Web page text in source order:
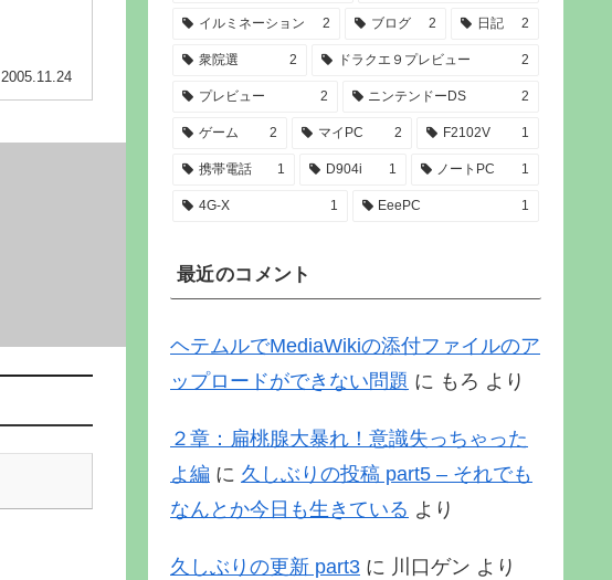
2005.11.24
イルミネーション 2 ブログ 2 日記 2
衆院選 2 ドラクエ９プレビュー 2
プレビュー 2 ニンテンドーDS 2
ゲーム 2 マイPC 2 F2102V 1
携帯電話 1 D904i 1 ノートPC 1
4G-X 1 EeePC 1
最近のコメント
ヘテムルでMediaWikiの添付ファイルのア
ップロードができない問題 に もろ より
２章：扁桃腺大暴れ！意識失っちゃった
よ編 に 久しぶりの投稿 part5 – それでも
なんとか今日も生きている より
久しぶりの更新 part3 に 川口ゲン より